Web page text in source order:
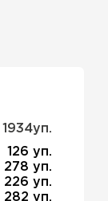
1934уп.
126 уп.
278 уп.
226 уп.
282 уп.